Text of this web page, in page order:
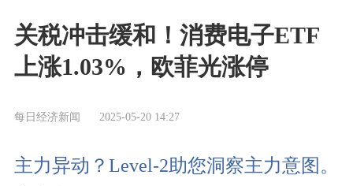
关税冲击缓和！消费电子ETF
上涨1.03%，欧菲光涨停
每日经济新闻 2025-05-20 14:27
主力异动？Level-2助您洞察主力意图。